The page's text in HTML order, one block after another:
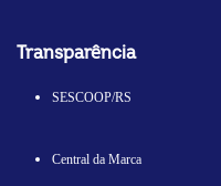
Transparência
SESCOOP/RS
Central da Marca